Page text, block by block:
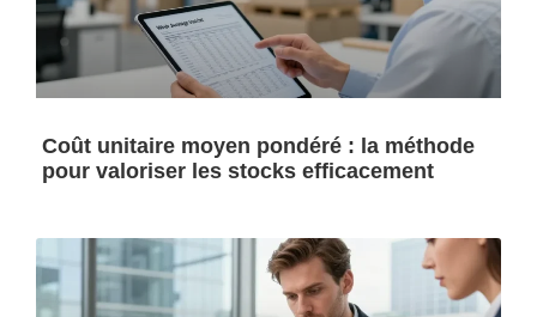
Coût unitaire moyen pondéré : la méthode
pour valoriser les stocks efficacement